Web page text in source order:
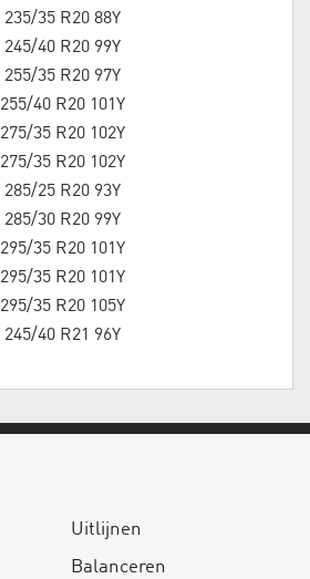
235/35 R20 88Y
245/40 R20 99Y
255/35 R20 97Y
255/40 R20 101Y
275/35 R20 102Y
275/35 R20 102Y
285/25 R20 93Y
285/30 R20 99Y
295/35 R20 101Y
295/35 R20 101Y
295/35 R20 105Y
245/40 R21 96Y
Uitlijnen
Balanceren